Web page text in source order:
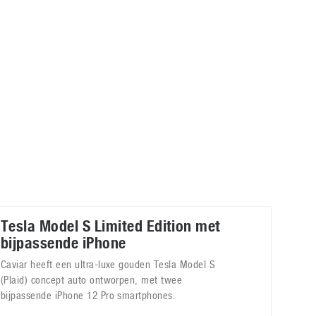
Tesla Model S Limited Edition met
bijpassende iPhone
Caviar heeft een ultra-luxe gouden Tesla Model S
(Plaid) concept auto ontworpen, met twee
bijpassende iPhone 12 Pro smartphones.